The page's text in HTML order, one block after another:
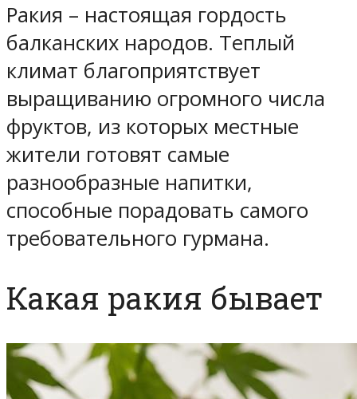
Ракия – настоящая гордость
балканских народов. Теплый
климат благоприятствует
выращиванию огромного числа
фруктов, из которых местные
жители готовят самые
разнообразные напитки,
способные порадовать самого
требовательного гурмана.
Какая ракия бывает